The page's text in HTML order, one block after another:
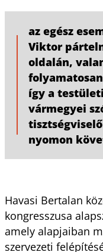
az egész
Viktor
oldalán,
így a
vármegyei
nyomon
Havasi Bertalan
kongresszusa
amely alapjaiban
szervezeti